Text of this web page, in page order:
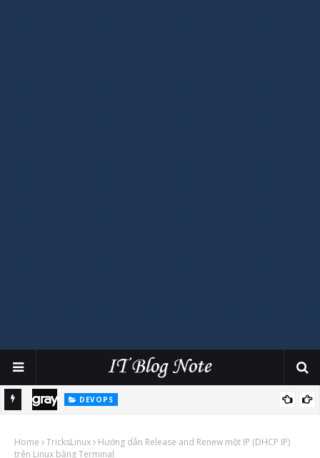
DEVOPS
Kubernetes
Home TricksLinux
Hướng dẫn Release and Renew một IP (DHCP IP)
trên Linux bằng Terminal